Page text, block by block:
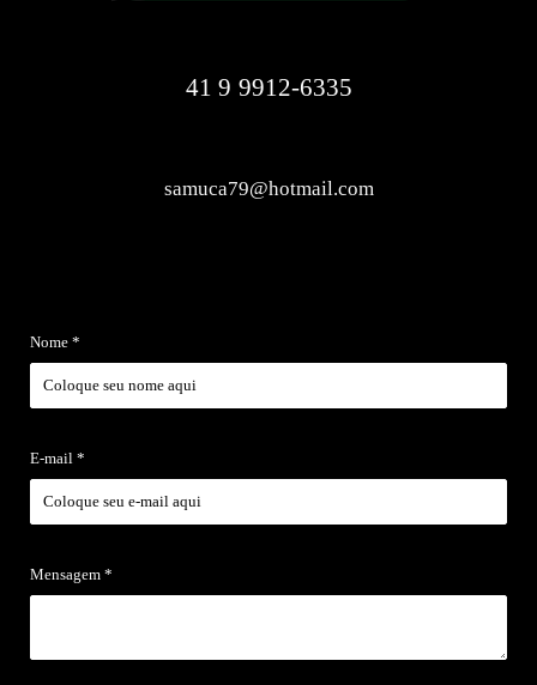
41 9 9912-6335
samuca79@hotmail.com
Nome *
E-mail *
Mensagem *